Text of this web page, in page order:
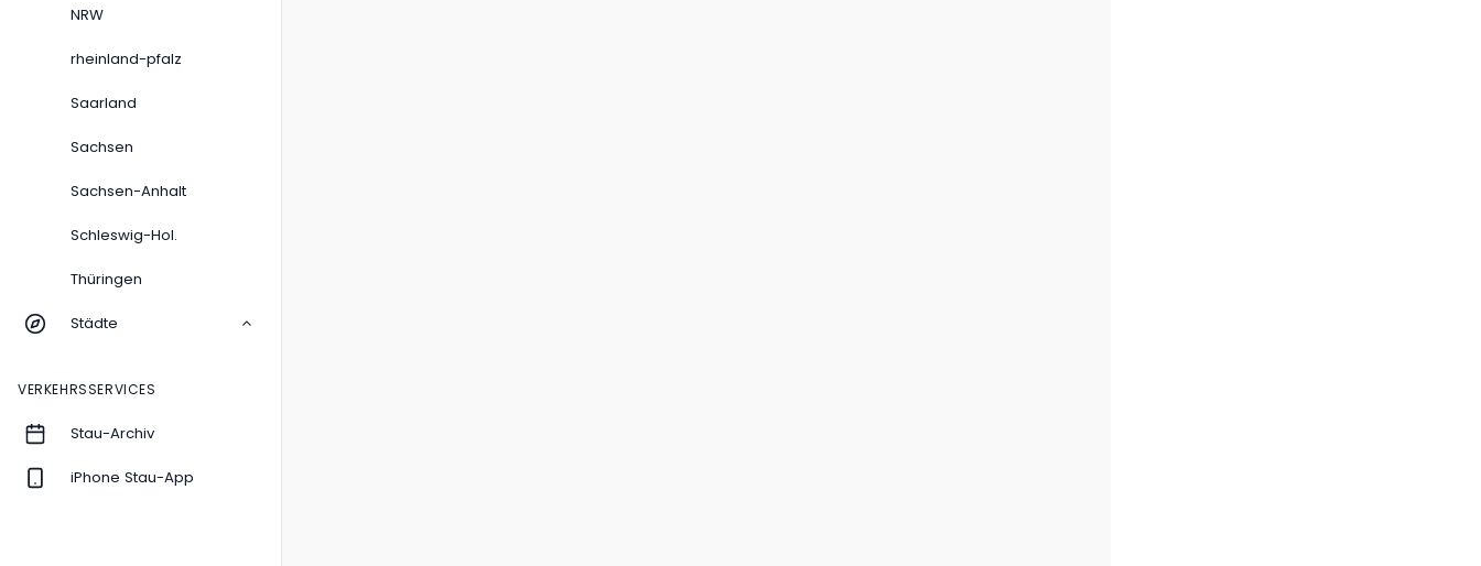
NRW
rheinland-pfalz
Saarland
Sachsen
Sachsen-Anhalt
Schleswig-Hol.
Thüringen
Städte
VERKEHRSSERVICES
Stau-Archiv
iPhone Stau-App